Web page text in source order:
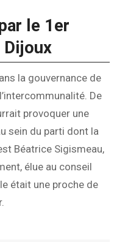
le 1er
Dijoux
la gouvernance de
De
provoquer une
sein du parti dont la
Béatrice Sigismeau,
élue au conseil
était une proche de